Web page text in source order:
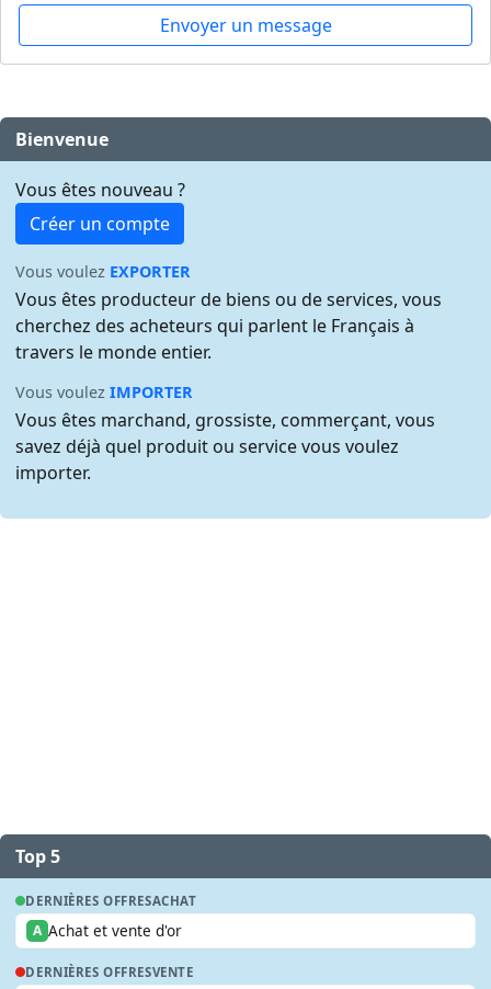
Envoyer un message
Bienvenue
Vous êtes nouveau ?
Créer un compte
Vous voulez EXPORTER
Vous êtes producteur de biens ou de services, vous
cherchez des acheteurs qui parlent le Français à
travers le monde entier.
Vous voulezIMPORTER
Vous êtes marchand, grossiste, commerçant, vous
savez déjà quel produit ou service vous voulez
importer.
Top 5
DERNIÈRES OFFRESACHAT
A Achat et vente d'or
DERNIÈRES OFFRESVENTE